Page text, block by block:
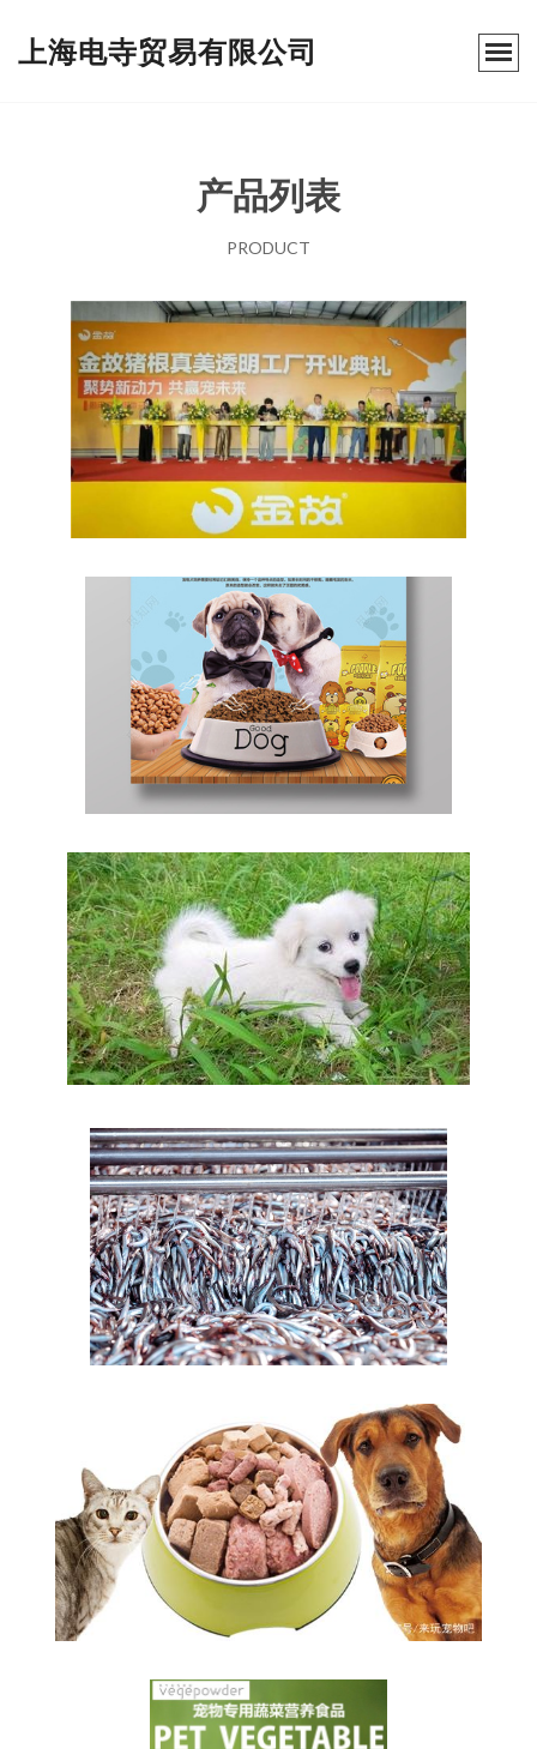
上海电寺贸易有限公司
产品列表
PRODUCT